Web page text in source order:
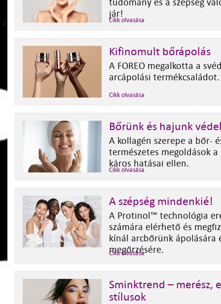
tudomány és a szépség
jár!
Cikk olvasása
Kifinomult bőrápolás
A FOREO megalkotta a
arcápolási termékcsaládot.
Cikk olvasása
Bőrünk és hajunk
A kollagén szerepe a bőr-
természetes megoldások
káros hatásai ellen.
Cikk olvasása
A szépség mindenkié!
A Protinol™ technológia
számára elérhető és
kínál arcbőrünk ápolására
megőrzésére.
Cikk olvasása
Sminktrend – merész,
stílusok